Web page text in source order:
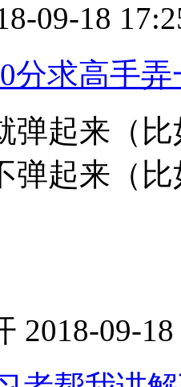
09-18
分求高手
弹起来（
弹起来（
2018-09-